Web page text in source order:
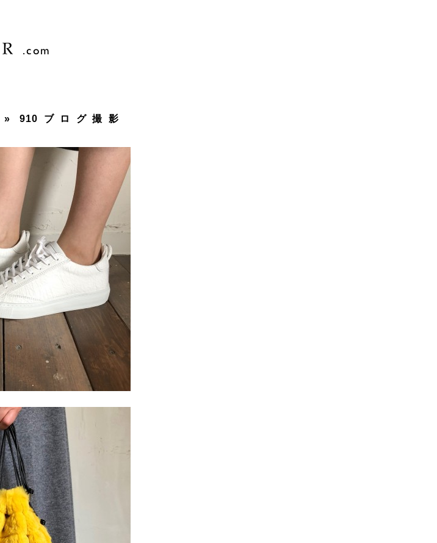
» 910ブログ撮影